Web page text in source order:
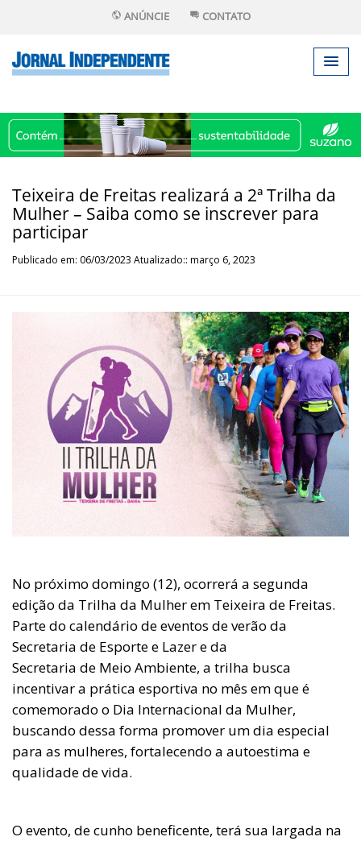
ANÚNCIE CONTATO
Teixeira de Freitas realizará a 2ª Trilha da
Mulher – Saiba como se inscrever para
participar
Publicado em: 06/03/2023 Atualizado:: março 6, 2023
No próximo domingo (12), ocorrerá a segunda
edição da Trilha da Mulher em Teixeira de Freitas.
Parte do calendário de eventos de verão da
Secretaria de Esporte e Lazer e da
Secretaria de Meio Ambiente, a trilha busca
incentivar a prática esportiva no mês em que é
comemorado o Dia Internacional da Mulher,
buscando dessa forma promover um dia especial
para as mulheres, fortalecendo a autoestima e
qualidade de vida.
O evento, de cunho beneficente, terá sua largada na